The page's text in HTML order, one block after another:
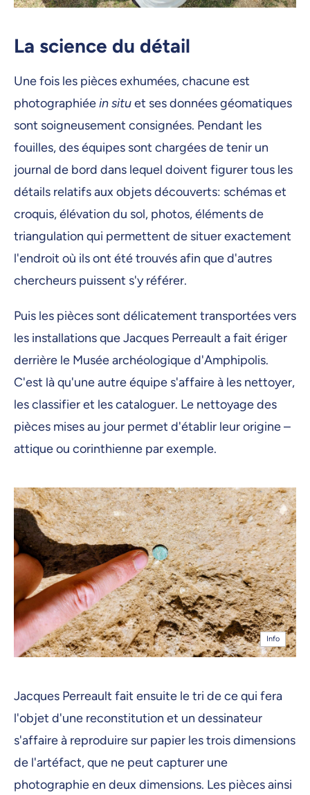
La science du détail
Une fois les pièces exhumées, chacune est
photographiéein situet ses données géomatiques
sont soigneusement consignées. Pendant les
fouilles, des équipes sont chargées de tenir un
journal de bord dans lequel doivent figurer tous les
détails relatifs aux objets découverts: schémas et
croquis, élévation du sol, photos, éléments de
triangulation qui permettent de situer exactement
l'endroit où ils ont été trouvés afin que d'autres
chercheurs puissent s'y référer.
Puis les pièces sont délicatement transportées vers
les installations que Jacques Perreault a fait ériger
derrière le Musée archéologique d'Amphipolis.
C'est là qu'une autre équipe s'affaire à les nettoyer,
les classifier et les cataloguer. Le nettoyage des
pièces mises au jour permet d'établir leur origine –
attique ou corinthienne par exemple.
Info
Jacques Perreault fait ensuite le tri de ce qui fera
l'objet d'une reconstitution et un dessinateur
s'affaire à reproduire sur papier les trois dimensions
de l'artéfact, que ne peut capturer une
photographie en deux dimensions. Les pièces ainsi